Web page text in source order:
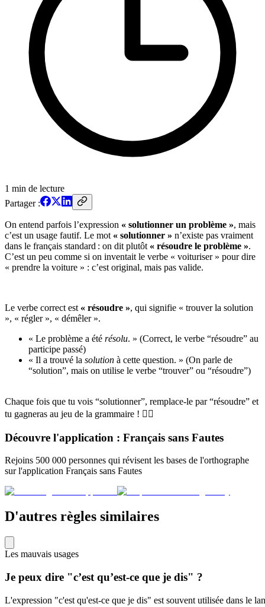
1 min de lecture
Partager :
On entend parfois l’expression « solutionner un problème », mais
c’est un usage fautif. Le mot « solutionner » n’existe pas vraiment
dans le français standard : on dit plutôt « résoudre le problème ».
C’est un peu comme si on inventait le verbe « voituriser » pour dire
« prendre la voiture » : c’est original, mais pas valide.
Le verbe correct est « résoudre », qui signifie « trouver la solution
», « régler », « démêler ».
« Le problème a été résolu. » (Correct, le verbe “résoudre” au
participe passé)
« Il a trouvé la solution à cette question. » (On parle de
“solution”, mais on utilise le verbe “trouver” ou “résoudre”)
Chaque fois que tu vois “solutionner”, remplace-le par “résoudre” et
tu gagneras au jeu de la grammaire ! 🦸‍♀️
Découvre l'application : Français sans Fautes
Rejoins 500 000 personnes qui révisent les bases de l'orthographe
sur l'application Français sans Fautes
D'autres règles similaires
Les mauvais usages
Je peux dire "c’est qu’est-ce que je dis" ?
L'expression "c'est qu'est-ce que je dis" est souvent utilisée dans le